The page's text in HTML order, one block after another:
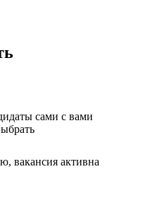
сами с вами
вакансия активна